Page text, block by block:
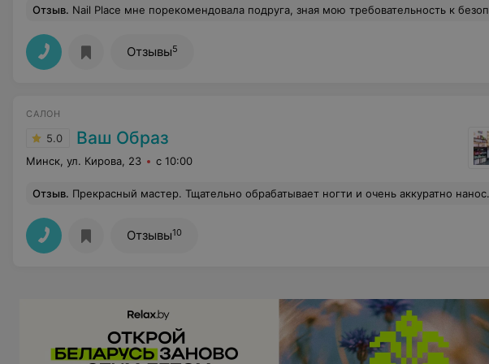
Отзыв. Nail Place мне порекомендовала подруга, зная мою требовательность к безопасности любых уходовых процедур. Мастер всегда обращает моё внимание на то, что вскрывает пакет со стерильным инструментом, а на первом маникюре рассказала о правилах обработки инструмента. В Nail Place нет неудобных вопросов, именно поэтому я доверяю этой студии заботу о моих руках.
Отзывы5
САЛОН
5.0 Ваш Образ
Минск, ул. Кирова, 23 с 10:00
Отзыв. Прекрасный мастер. Тщательно обрабатывает ногти и очень аккуратно наносит покрытие близко к основанию ногтя. Маникюр делает довольно быстро, особенно если ходить к ней постоянно, что я и делаю. Кутикулы после аппаратной обработки стали медленнее расти и руки выглядят ухоженными 2 недели. Я очень довольна.
Отзывы10